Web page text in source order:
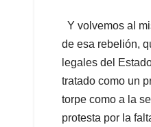
Y volvemos al
de esa rebelión,
legales del
tratado como un
torpe como a la
protesta por la